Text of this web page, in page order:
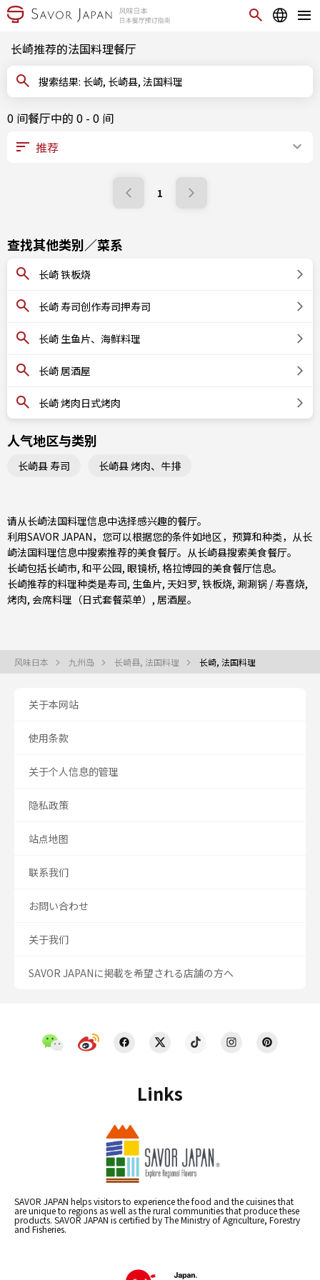
长崎推荐的法国料理餐厅
搜索结果: 长崎, 长崎县, 法国料理
0 间餐厅中的 0 - 0 间
1
查找其他类别／菜系
长崎 铁板烧
长崎 寿司创作寿司押寿司
长崎 生鱼片、海鲜料理
长崎 居酒屋
长崎 烤肉日式烤肉
人气地区与类别
长崎县 寿司 长崎县 烤肉、牛排
请从长崎法国料理信息中选择感兴趣的餐厅。
利用SAVOR JAPAN，您可以根据您的条件如地区，预算和种类，从长
崎法国料理信息中搜索推荐的美食餐厅。从长崎县搜索美食餐厅。
长崎包括长崎市, 和平公园, 眼镜桥, 格拉博园的美食餐厅信息。
长崎推荐的料理种类是寿司, 生鱼片, 天妇罗, 铁板烧, 涮涮锅 / 寿喜烧,
烤肉, 会席料理（日式套餐菜单） , 居酒屋。
风味日本 九州岛 长崎县, 法国料理 长崎, 法国料理
Links
SAVOR JAPAN helps visitors to experience the food and the cuisines that
are unique to regions as well as the rural communities that produce these
products. SAVOR JAPAN is certified by The Ministry of Agriculture, Forestry
and Fisheries.
关于本网站
使用条款
关于个人信息的管理
隐私政策
站点地图
联系我们
お問い合わせ
关于我们
SAVOR JAPANに掲載を希望される店舗の方へ